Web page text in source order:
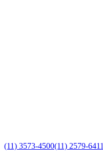
(11) 3573-4500(11) 2579-6411